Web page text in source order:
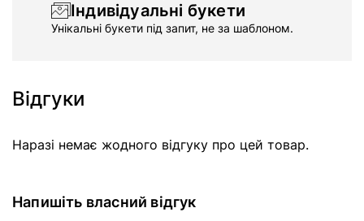
Індивідуальні букети
Унікальні букети під запит, не за шаблоном.
Відгуки
Наразі немає жодного відгуку про цей товар.
Напишіть власний відгук